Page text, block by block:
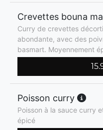
Crevettes bouna
Curry de crevettes
abondante, avec des
basmart. Moyennement
Poisson curry
Poisson à la sauce curry
épicé